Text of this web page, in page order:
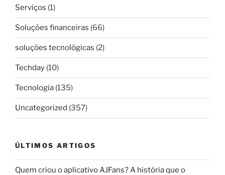
Serviços (1)
Soluções financeiras (66)
soluções tecnológicas (2)
Techday (10)
Tecnologia (135)
Uncategorized (357)
ÚLTIMOS ARTIGOS
Quem criou o aplicativo AJFans? A história que o